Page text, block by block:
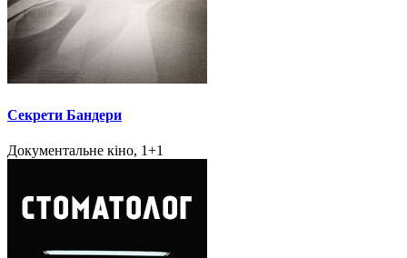
Секрети Бандери
Документальне кіно, 1+1